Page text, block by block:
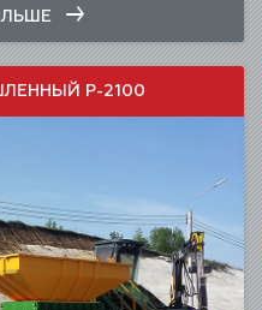
Р-2100